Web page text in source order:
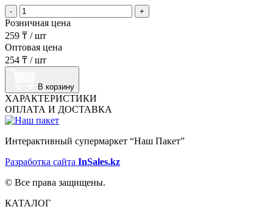
- +
Розничная цена
259 ₸ /шт
Оптовая цена
254 ₸ /шт
В корзину
ХАРАКТЕРИСТИКИ
ОПЛАТА И ДОСТАВКА
Интерактивный супермаркет “Наш Пакет”
Разработка сайта InSales.kz
© Все права защищены.
КАТАЛОГ